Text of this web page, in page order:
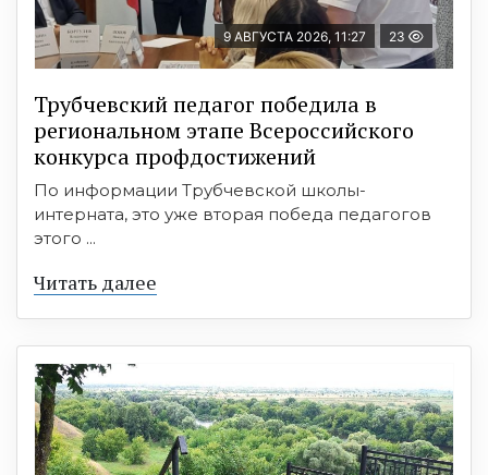
9 АВГУСТА 2026, 11:27 23
Трубчевский педагог победила в
региональном этапе Всероссийского
конкурса профдостижений
По информации Трубчевской школы-
интерната, это уже вторая победа педагогов
этого ...
Читать далее